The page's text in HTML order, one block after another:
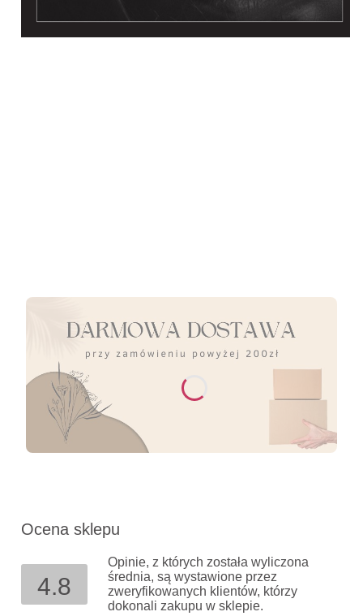
Ocena sklepu
4.8
Opinie, z których została wyliczona
średnia, są wystawione przez
zweryfikowanych klientów, którzy
dokonali zakupu w sklepie.